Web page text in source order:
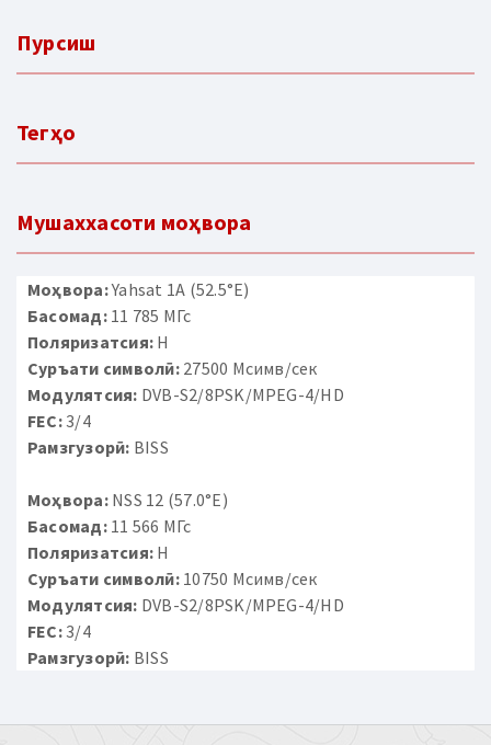
Пурсиш
Тегҳо
Мушаххасоти моҳвора
Моҳвора:Yahsat 1A (52.5°E)
Басомад:11 785 МГс
Поляризатсия: H
Суръати символӣ:27500 Мсимв/сек
Модулятсия: DVB-S2/8PSK/MPEG-4/HD
FEC:3/4
Рамзгузорӣ: BISS
Моҳвора:NSS 12 (57.0°E)
Басомад:11 566 МГс
Поляризатсия: H
Суръати символӣ:10750 Мсимв/сек
Модулятсия: DVB-S2/8PSK/MPEG-4/HD
FEC:3/4
Рамзгузорӣ: BISS